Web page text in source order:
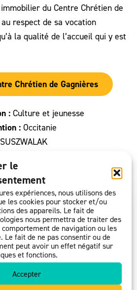
le
expériences, nous utilisons des
les cookies pour stocker et/ou
des appareils. Le fait de
nous permettra de traiter des
de navigation ou les
Le fait de ne pas consentir ou de
peut avoir un effet négatif sur
et fonctions.
Accepter
du Centre Chrétien de
respect de sa vocation
la qualité de l’accueil qui y est
Chrétien de Gagnières
: Culture et jeunesse
: Occitanie